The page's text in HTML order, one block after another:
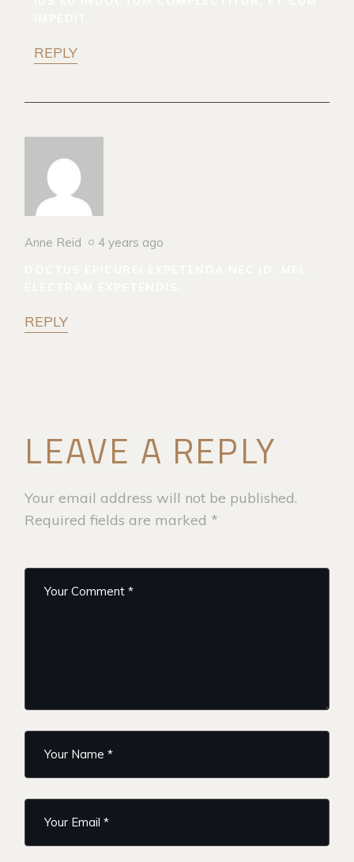
REPLY
Anne Reid 4 years ago
REPLY
LEAVE A REPLY
Your email address will not be published.
Required fields are marked *